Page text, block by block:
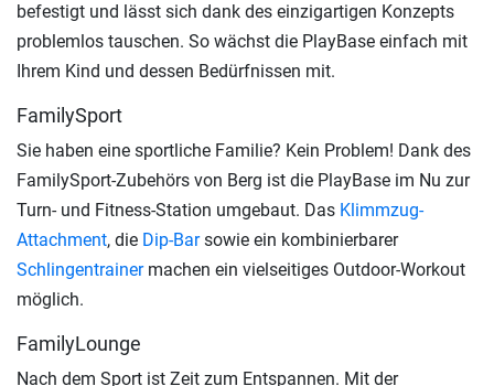
befestigt und lässt sich dank des einzigartigen Konzepts
problemlos tauschen. So wächst die PlayBase einfach mit
Ihrem Kind und dessen Bedürfnissen mit.
FamilySport
Sie haben eine sportliche Familie? Kein Problem! Dank des
FamilySport-Zubehörs von Berg ist die PlayBase im Nu zur
Turn- und Fitness-Station umgebaut. Das Klimmzug-
Attachment, die Dip-Barsowie ein kombinierbarer
Schlingentrainermachen ein vielseitiges Outdoor-Workout
möglich.
FamilyLounge
Nach dem Sport ist Zeit zum Entspannen. Mit der